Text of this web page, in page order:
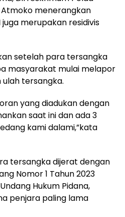
Atmoko menerangkan
merupakan residivis
setelah para tersangka
masyarakat mulai melapor
tersangka.
yang diadukan dengan
saat ini dan ada 3
kami dalami,”kata
tersangka dijerat dengan
Nomor 1 Tahun 2023
Hukum Pidana,
penjara paling lama